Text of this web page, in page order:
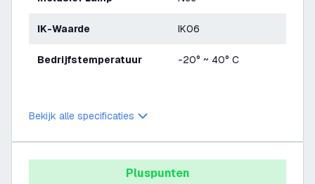
IK-Waarde IK06
Bedrijfstemperatuur -20° ~ 40° C
Bekijk alle specificaties
Pluspunten